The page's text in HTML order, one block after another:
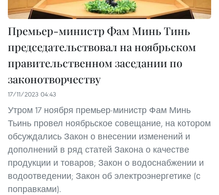
Премьер-министр Фам Минь Тинь
председательствовал на ноябрьском
правительственном заседании по
законотворчеству
17/11/2023 04:43
Утром 17 ноября премьер-министр Фам Минь
Тьинь провел ноябрьское совещание, на котором
обсуждались Закон о внесении изменений и
дополнений в ряд статей Закона о качестве
продукции и товаров; Закон о водоснабжении и
водоотведении; Закон об электроэнергетике (с
поправками).